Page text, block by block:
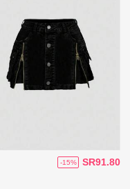
SR91.80
-15%